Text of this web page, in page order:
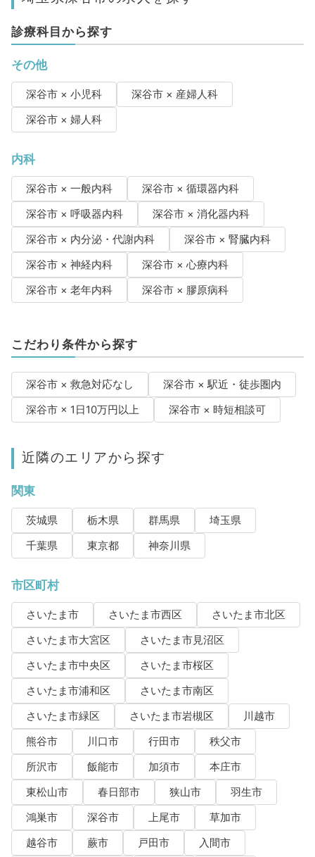
診療科目から探す
その他
深谷市 × 小児科
深谷市 × 産婦人科
深谷市 × 婦人科
内科
深谷市 × 一般内科
深谷市 × 循環器内科
深谷市 × 呼吸器内科
深谷市 × 消化器内科
深谷市 × 内分泌・代謝内科
深谷市 × 腎臓内科
深谷市 × 神経内科
深谷市 × 心療内科
深谷市 × 老年内科
深谷市 × 膠原病科
こだわり条件から探す
深谷市 × 救急対応なし
深谷市 × 駅近・徒歩圏内
深谷市 × 1日10万円以上
深谷市 × 時短相談可
近隣のエリアから探す
関東
茨城県 栃木県 群馬県
埼玉県
千葉県
東京都 神奈川県
市区町村
さいたま市 さいたま市西区
さいたま市北区
さいたま市大宮区
さいたま市見沼区
さいたま市中央区
さいたま市桜区
さいたま市浦和区
さいたま市南区
さいたま市緑区
さいたま市岩槻区
川越市
熊谷市
川口市 行田市
秩父市
所沢市
飯能市 加須市
本庄市
東松山市
春日部市 狭山市
羽生市
鴻巣市
深谷市 上尾市
草加市
越谷市
蕨市 戸田市
入間市